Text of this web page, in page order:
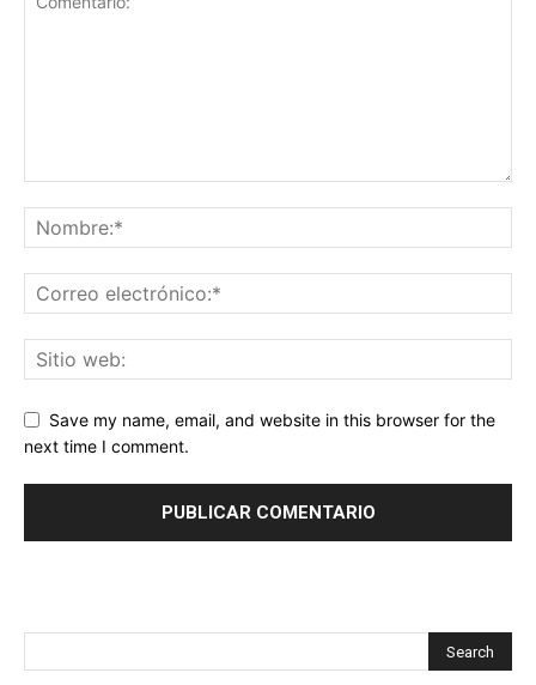
Save my name, email, and website in this browser for the
next time I comment.